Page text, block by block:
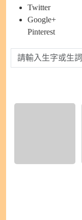
Twitter
Google+
Pinterest
請輸入生字或生詞